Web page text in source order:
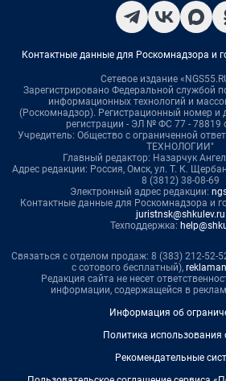
Контактные данные для Роскомнадзора и
Сетевое издание
Зарегистрировано Федеральной службой
информационных технологий и
(Роскомнадзор). Регистрационный номер и
регистрации - ЭЛ № ФС 77 - 78819
Учредитель: Общество с ограниченной
ТЕХНОЛОГИИ"
Главный редактор: Назарчук
Адрес редакции: Россия, Омск, ул. Т. К.
8 (3812) 38-08-69
Электронный адрес редакции:
Контактные данные для Роскомнадзора и
juristnsk@shkulev.ru
Техподдержка:
Связаться с отделом продаж: 8 (383) 212-52-
с сотового бесплатный),
Редакция сайта не несет
информации, содержащейся в
Информация об
Политика использования
Рекомендательные